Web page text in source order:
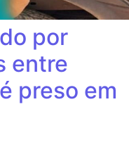
por
entre
preso em